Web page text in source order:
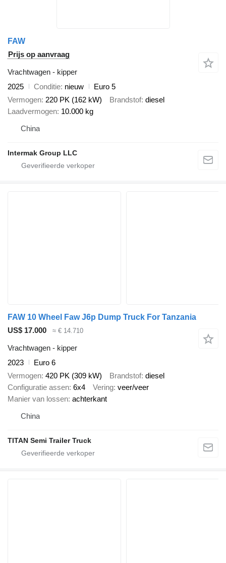
FAW
Prijs op aanvraag
Vrachtwagen - kipper
2025
Conditie nieuw
Euro 5
Vermogen 220 PK (162 kW) Brandstof diesel
Laadvermogen 10.000 kg
China
Intermak Group LLC
FAW 10 Wheel Faw J6p Dump Truck For Tanzania
US$ 17.000
≈ € 14.710
Vrachtwagen - kipper
2023
Euro 6
Vermogen 420 PK (309 kW) Brandstof diesel
Configuratie assen 6x4 Vering veer/veer
Manier van lossen achterkant
China
TITAN Semi Trailer Truck